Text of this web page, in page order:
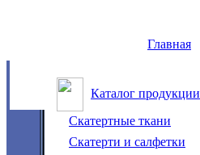
Главная
Каталог продукции
Скатертные ткани
Скатерти и салфетки